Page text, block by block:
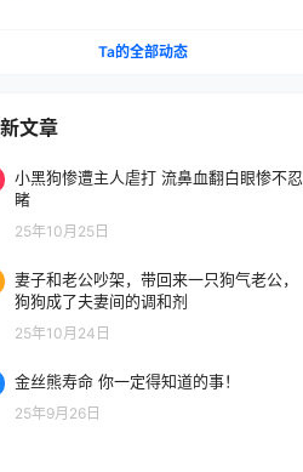
Ta的全部动态
文章
小黑狗惨遭主人虐打 流鼻血翻白眼惨不忍
睹
25年10月25日
妻子和老公吵架，带回来一只狗气老公，
狗狗成了夫妻间的调和剂
25年10月24日
金丝熊寿命 你一定得知道的事！
25年9月26日